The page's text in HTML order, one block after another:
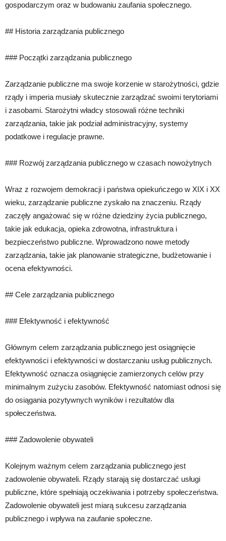
gospodarczym oraz w budowaniu zaufania społecznego.
## Historia zarządzania publicznego
### Początki zarządzania publicznego
Zarządzanie publiczne ma swoje korzenie w starożytności, gdzie
rządy i imperia musiały skutecznie zarządzać swoimi terytoriami
i zasobami. Starożytni władcy stosowali różne techniki
zarządzania, takie jak podział administracyjny, systemy
podatkowe i regulacje prawne.
### Rozwój zarządzania publicznego w czasach nowożytnych
Wraz z rozwojem demokracji i państwa opiekuńczego w XIX i XX
wieku, zarządzanie publiczne zyskało na znaczeniu. Rządy
zaczęły angażować się w różne dziedziny życia publicznego,
takie jak edukacja, opieka zdrowotna, infrastruktura i
bezpieczeństwo publiczne. Wprowadzono nowe metody
zarządzania, takie jak planowanie strategiczne, budżetowanie i
ocena efektywności.
## Cele zarządzania publicznego
### Efektywność i efektywność
Głównym celem zarządzania publicznego jest osiągnięcie
efektywności i efektywności w dostarczaniu usług publicznych.
Efektywność oznacza osiągnięcie zamierzonych celów przy
minimalnym zużyciu zasobów. Efektywność natomiast odnosi się
do osiągania pozytywnych wyników i rezultatów dla
społeczeństwa.
### Zadowolenie obywateli
Kolejnym ważnym celem zarządzania publicznego jest
zadowolenie obywateli. Rządy starają się dostarczać usługi
publiczne, które spełniają oczekiwania i potrzeby społeczeństwa.
Zadowolenie obywateli jest miarą sukcesu zarządzania
publicznego i wpływa na zaufanie społeczne.